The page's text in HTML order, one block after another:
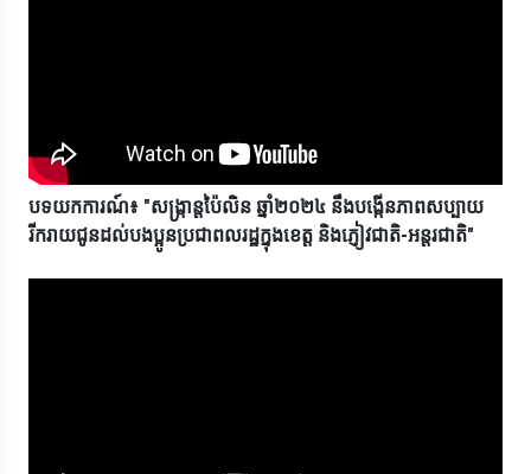
បទយកការណ៍៖ "សង្ក្រាន្តប៉ៃលិន ឆ្នាំ២០២៤ នឹងបង្កើនភាពសប្បាយ
រីករាយជូនដល់បងប្អូនប្រជាពលរដ្ឋក្នុងខេត្ត និងភ្ញៀវជាតិ-អន្តរជាតិ"